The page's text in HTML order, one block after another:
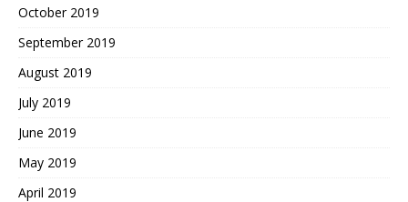
October 2019
September 2019
August 2019
July 2019
June 2019
May 2019
April 2019